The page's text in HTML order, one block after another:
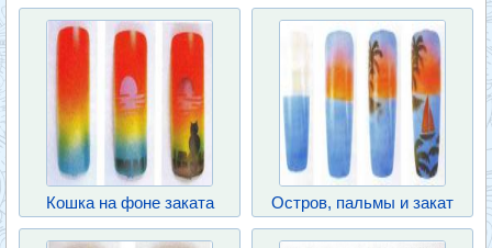
Кошка на фоне заката Остров, пальмы и закат